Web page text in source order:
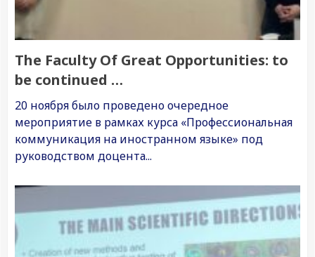
The Faculty Of Great Opportunities: to
be continued …
20 ноября было проведено очередное
мероприятие в рамках курса «Профессиональная
коммуникация на иностранном языке» под
руководством доцента...